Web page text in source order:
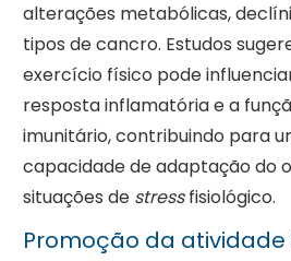
alterações metabólicas,
tipos de cancro. Estudos
exercício físico pode
resposta inflamatória e a
imunitário, contribuindo para
capacidade de adaptação do
situações de stressfisiológico.
Promoção da